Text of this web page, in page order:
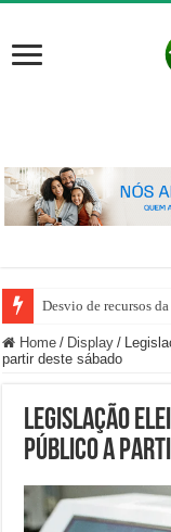
Desvio de recursos
Home / Display /
partir deste sábado
Legislação
público a